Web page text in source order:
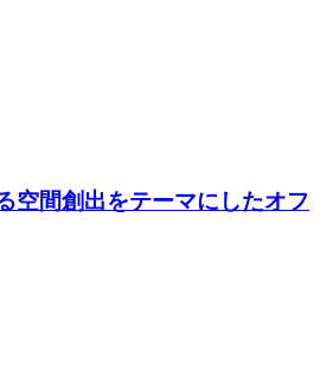
空間創出をテーマにしたオフ